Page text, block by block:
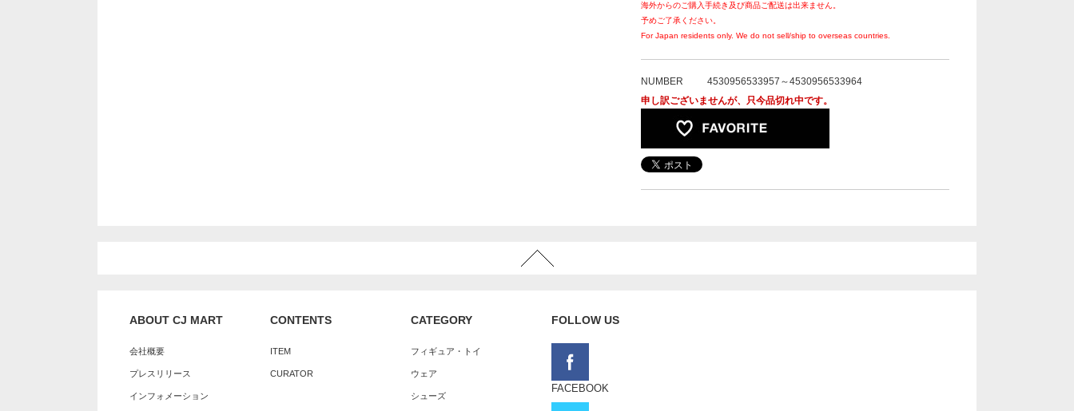
海外からのご購入手続き及び商品ご配送は出来ません。
予めご了承ください。
For Japan residents only. We do not sell/ship to overseas countries.
NUMBER
4530956533957～4530956533964
申し訳ございませんが、只今品切れ中です。
ABOUT CJ MART
会社概要
プレスリリース
インフォメーション
CONTENTS
ITEM
CURATOR
CATEGORY
フィギュア・トイ
ウェア
シューズ
FOLLOW US
FACEBOOK